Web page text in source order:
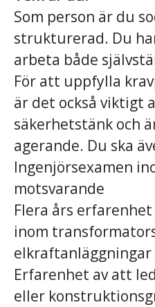
Som person är du
strukturerad. Du
arbeta både
För att uppfylla
är det också viktigt
säkerhetstänk och
agerande. Du ska
Ingenjörsexamen
motsvarande
Flera års
inom
elkraftanläggningar
Erfarenhet av att
eller